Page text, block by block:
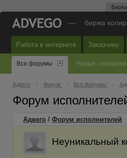
— биржа
Работа в интернете Заказчику
Все форумы Новые
Адвего Форум Все форумы
Форум
Адвего / Форум исполнителей
Неуникальный